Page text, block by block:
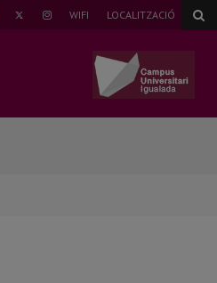
FAEBOOKTWITTERINSTAGRAM
WIFI LOCALITZACIÓ